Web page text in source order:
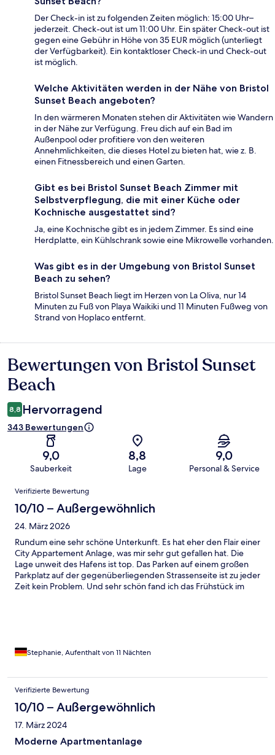
Der Check-in ist zu folgenden Zeiten möglich: 15:00 Uhr–
jederzeit. Check-out ist um 11:00 Uhr. Ein später Check-out ist
gegen eine Gebühr in Höhe von 35 EUR möglich (unterliegt
der Verfügbarkeit). Ein kontaktloser Check-in und Check-out
ist möglich.
Welche Aktivitäten werden in der Nähe von Bristol
Sunset Beach angeboten?
In den wärmeren Monaten stehen dir Aktivitäten wie Wandern
in der Nähe zur Verfügung. Freu dich auf ein Bad im
Außenpool oder profitiere von den weiteren
Annehmlichkeiten, die dieses Hotel zu bieten hat, wie z. B.
einen Fitnessbereich und einen Garten.
Gibt es bei Bristol Sunset Beach Zimmer mit
Selbstverpflegung, die mit einer Küche oder
Kochnische ausgestattet sind?
Ja, eine Kochnische gibt es in jedem Zimmer. Es sind eine
Herdplatte, ein Kühlschrank sowie eine Mikrowelle vorhanden.
Was gibt es in der Umgebung von Bristol Sunset
Beach zu sehen?
Bristol Sunset Beach liegt im Herzen von La Oliva, nur 14
Minuten zu Fuß von Playa Waikiki und 11 Minuten Fußweg von
Strand von Hoplaco entfernt.
Bewertungen
Bewertungen von Bristol Sunset
Beach
8,8 Hervorragend
343 Bewertungen
9,0
Sauberkeit
8,8
Lage
9,0
Personal & Service
Bewertungen
Verifizierte Bewertung
10/10 – Außergewöhnlich
24. März 2026
Rundum eine sehr schöne Unterkunft. Es hat eher den Flair einer
City Appartement Anlage, was mir sehr gut gefallen hat. Die
Lage unweit des Hafens ist top. Das Parken auf einem großen
Parkplatz auf der gegenüberliegenden Strassenseite ist zu jeder
Zeit kein Problem. Und sehr schön fand ich das Frühstück im
Stephanie, Aufenthalt von 11 Nächten
Verifizierte Bewertung
10/10 – Außergewöhnlich
17. März 2024
Moderne Apartmentanlage